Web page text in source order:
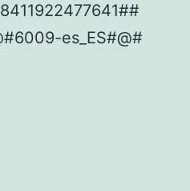
es_ES#@#